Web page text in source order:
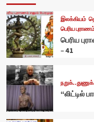
இலக்கியம்
பெரிய
பெரிய
– 41
“லிட்டில்